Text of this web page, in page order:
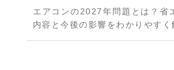
エアコンの2027年問題とは？省
内容と今後の影響をわかりやすく